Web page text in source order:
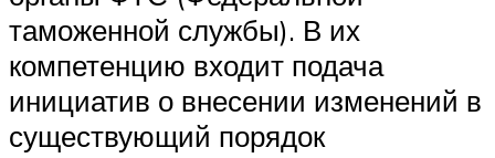
таможенной службы). В их
компетенцию входит подача
инициатив о внесении изменений в
существующий порядок